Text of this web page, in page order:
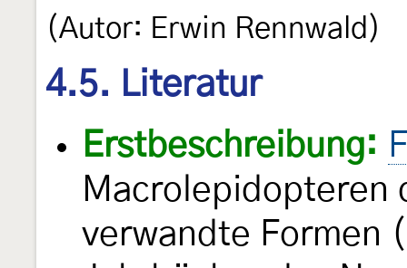
(Autor: Erwin Rennwald)
4.5. Literatur
Erstbeschreibung:
Macrolepidopteren
verwandte Formen